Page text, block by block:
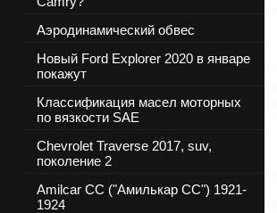
Аэродинамический обвес
Новый Ford Explorer 2020 в январе
покажут
Классификация масел моторных
по вязкости SAE
Chevrolet Traverse 2017, suv,
поколение 2
Amilcar CC ("Амилькар СС") 1921-
1924